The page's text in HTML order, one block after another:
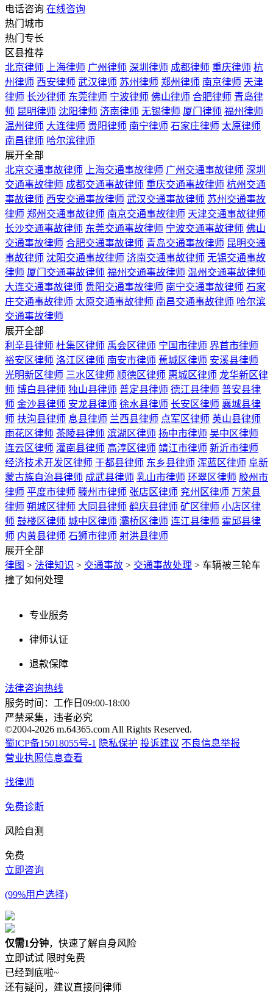
电话咨询 在线咨询
热门城市
热门专长
区县推荐
北京律师
上海律师 广州律师 深圳律师 成都律师 重庆律师 杭
州律师 西安律师 武汉律师 苏州律师 郑州律师 南京律师 天津
律师 长沙律师 东莞律师 宁波律师 佛山律师 合肥律师 青岛律
师 昆明律师 沈阳律师 济南律师 无锡律师 厦门律师 福州律师
温州律师 大连律师 贵阳律师 南宁律师 石家庄律师 太原律师
南昌律师 哈尔滨律师
展开全部
北京交通事故律师
上海交通事故律师 广州交通事故律师 深圳
交通事故律师 成都交通事故律师 重庆交通事故律师 杭州交通
事故律师 西安交通事故律师 武汉交通事故律师 苏州交通事故
律师 郑州交通事故律师 南京交通事故律师 天津交通事故律师
长沙交通事故律师 东莞交通事故律师 宁波交通事故律师 佛山
交通事故律师 合肥交通事故律师 青岛交通事故律师 昆明交通
事故律师 沈阳交通事故律师 济南交通事故律师 无锡交通事故
律师 厦门交通事故律师 福州交通事故律师 温州交通事故律师
大连交通事故律师 贵阳交通事故律师 南宁交通事故律师 石家
庄交通事故律师 太原交通事故律师 南昌交通事故律师 哈尔滨
交通事故律师
展开全部
利辛县律师 杜集区律师 禹会区律师 宁国市律师 界首市律师
裕安区律师 洛江区律师 南安市律师 蕉城区律师 安溪县律师
光明新区律师 三水区律师 顺德区律师 惠城区律师 龙华新区律
师 博白县律师 独山县律师 普定县律师 德江县律师 普安县律
师 金沙县律师 安龙县律师 徐水县律师 长安区律师 襄城县律
师 扶沟县律师 息县律师 兰西县律师 点军区律师 英山县律师
雨花区律师 茶陵县律师 滨湖区律师 扬中市律师 吴中区律师
连云区律师 灌南县律师 高淳区律师 靖江市律师 新沂市律师
经济技术开发区律师 于都县律师 东乡县律师 浑蓝区律师 阜新
蒙古族自治县律师 成武县律师 乳山市律师 环翠区律师 胶州市
律师 平度市律师 滕州市律师 张店区律师 兖州区律师 万荣县
律师 朔城区律师 大同县律师 鹤庆县律师 矿区律师 小店区律
师 鼓楼区律师 城中区律师 灞桥区律师 连江县律师 霍邱县律
师 内黄县律师 石狮市律师 射洪县律师
展开全部
律图 > 法律知识 > 交通事故 > 交通事故处理 > 车辆被三轮车
撞了如何处理
专业服务
律师认证
退款保障
法律咨询热线
服务时间：工作日09:00-18:00
严禁采集，违者必究
©2004-2026 m.64365.com All Rights Reserved.
蜀ICP备15018055号-1 隐私保护 投诉建议 不良信息举报
营业执照信息查看
找律师
免费诊断
风险自测
免费
立即咨询
(99%用户选择)
仅需1分钟，快速了解自身风险
立即试试 限时免费
已经到底啦~
还有疑问，建议直接问律师